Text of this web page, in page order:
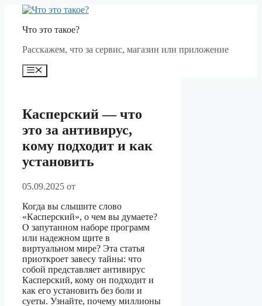
Перейти
содержимому
Что это такое?
Расскажем, что за сервис, магазин или приложение
Меню
Касперский — что
это за антивирус,
кому подходит и как
установить
05.09.2025 от
Когда вы слышите слово
«Касперский», о чем вы думаете?
О запутанном наборе программ
или надежном щите в
виртуальном мире? Эта статья
приоткроет завесу тайны: что
собой представляет антивирус
Касперский, кому он подходит и
как его установить без боли и
суеты. Узнайте, почему миллионы